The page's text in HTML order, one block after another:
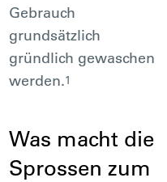
Gebrauch
grundsätzlich
gründlich gewaschen
werden.1
Was macht die
Sprossen zum